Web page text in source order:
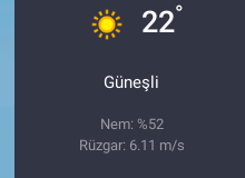
22°
Güneşli
Nem: %52
Rüzgar: 6.11 m/s